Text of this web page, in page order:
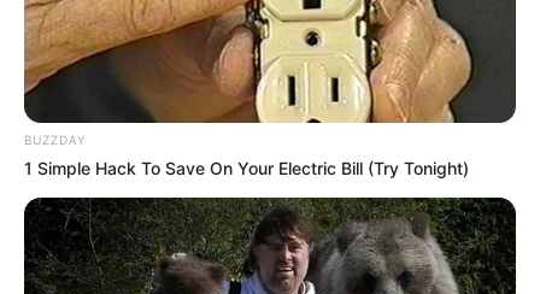
BUZZDAY
1 Simple Hack To Save On Your Electric Bill (Try Tonight)